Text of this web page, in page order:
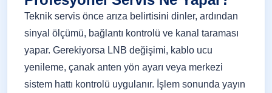
Teknik servis önce arıza belirtisini dinler, ardından
sinyal ölçümü, bağlantı kontrolü ve kanal taraması
yapar. Gerekiyorsa LNB değişimi, kablo ucu
yenileme, çanak anten yön ayarı veya merkezi
sistem hattı kontrolü uygulanır. İşlem sonunda yayın